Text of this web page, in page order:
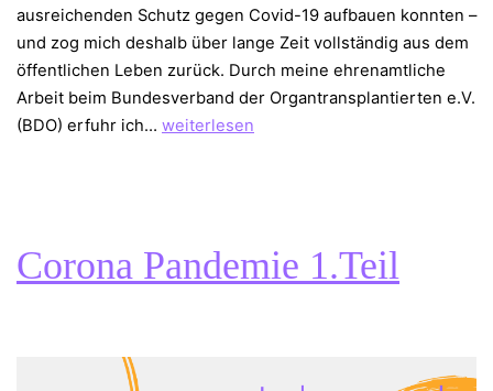
ausreichenden Schutz gegen Covid-19 aufbauen konnten –
und zog mich deshalb über lange Zeit vollständig aus dem
öffentlichen Leben zurück. Durch meine ehrenamtliche
Arbeit beim Bundesverband der Organtransplantierten e.V.
(BDO) erfuhr ich… Corona
weiterlesen
Corona Pandemie 1.Teil